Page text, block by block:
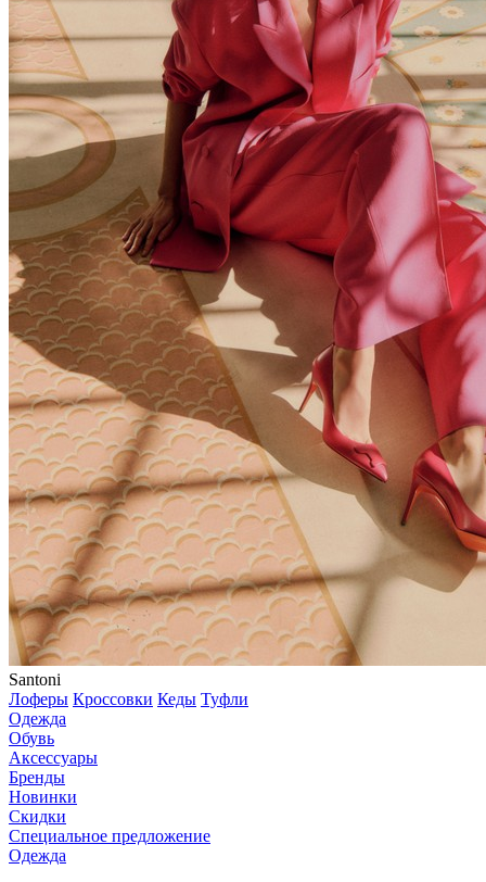
Santoni
Лоферы Кроссовки Кеды Туфли
Одежда
Обувь
Аксессуары
Бренды
Новинки
Скидки
Специальное предложение
Одежда